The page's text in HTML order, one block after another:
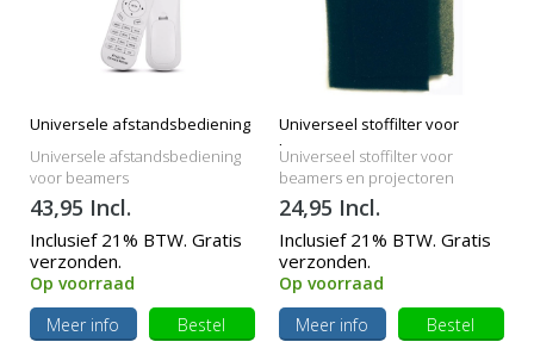
Universele afstandsbediening
Universele afstandsbediening
voor beamers
43,95 Incl.
Inclusief 21% BTW. Gratis
verzonden.
Op voorraad
Meer info
Bestel
Universeel stoffilter voor
beamers
Universeel stoffilter voor
beamers en projectoren
24,95 Incl.
Inclusief 21% BTW. Gratis
verzonden.
Op voorraad
Meer info
Bestel